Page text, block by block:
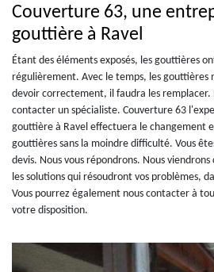
Couverture 63, une
gouttière à Ravel
Étant des éléments exposés, les gouttières
régulièrement. Avec le temps, les gouttières
devoir correctement, il faudra les remplacer.
contacter un spécialiste. Couverture 63
gouttière à Ravel effectuera le changement
gouttières sans la moindre difficulté. Vous
devis. Nous vous répondrons. Nous
les solutions qui résoudront vos problèmes,
Vous pourrez également nous contacter à
votre disposition.